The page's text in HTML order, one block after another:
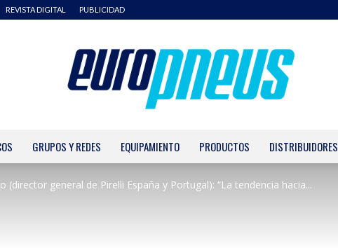
REVISTA DIGITAL PUBLICIDAD
GRUPOS Y REDES EQUIPAMIENTO PRODUCTOS DISTRIBUIDORES
(director general de Pirelli España y Portugal): “La tendencia hacia...